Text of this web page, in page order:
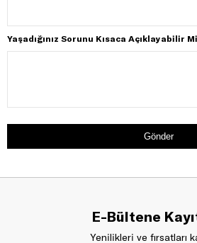
Yaşadığınız Sorunu Kısaca Açıklayabilir
Gönder
E-Bültene
Yenilikleri ve fırsatları